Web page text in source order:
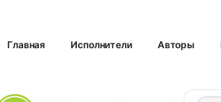
Главная Исполнители Авторы